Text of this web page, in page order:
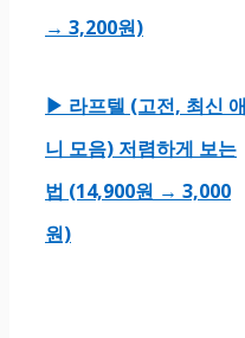
→ 3,200원)
▶ 라프텔 (고전, 최신 애
니 모음) 저렴하게 보는
법 (14,900원 → 3,000
원)